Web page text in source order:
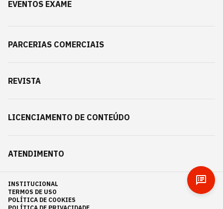
EVENTOS EXAME
PARCERIAS COMERCIAIS
REVISTA
LICENCIAMENTO DE CONTEÚDO
ATENDIMENTO
INSTITUCIONAL
TERMOS DE USO
POLÍTICA DE COOKIES